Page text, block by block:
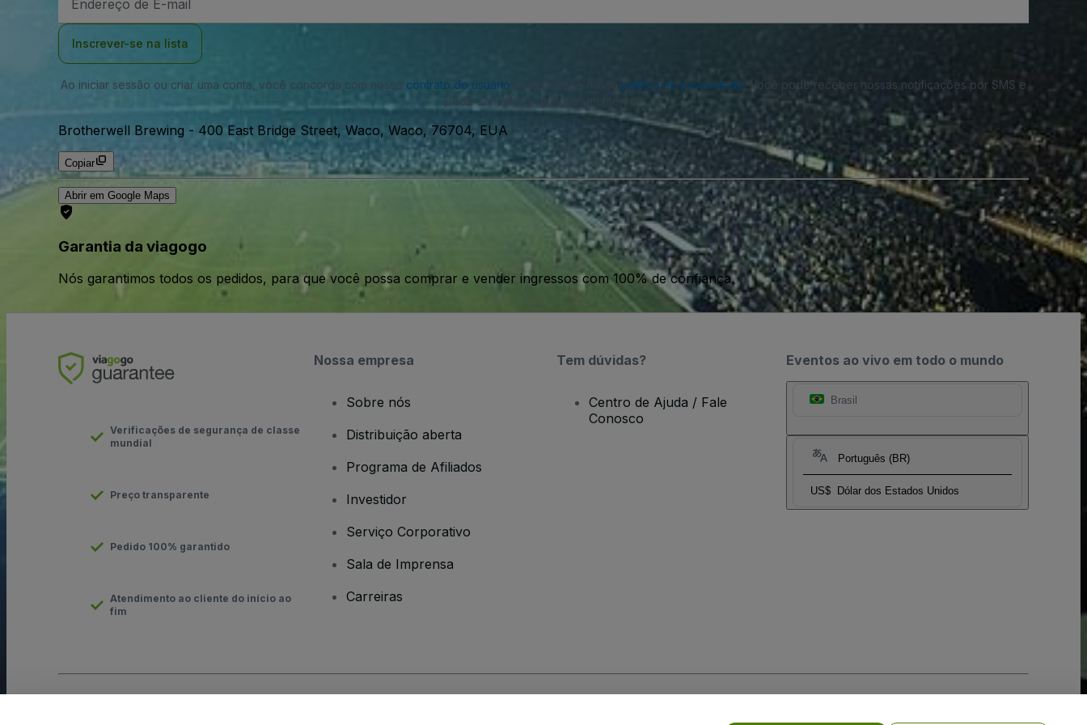
de
Inscrever-se na lista
Ao iniciar sessão ou criar uma conta, você concorda com nosso contrato do usuário política de privacidade . Você pode receber nossas notificações por SMS e
pode cancelar a qualquer momento.
Brotherwell Brewing - 400 East Bridge Street, Waco, Waco, 76704, EUA
Copiar
Abrir em Google Maps
Garantia da viagogo
Nós garantimos todos os pedidos, para que você possa comprar e vender ingressos com 100% de confiança.
Eventos ao vivo em todo o mundo
Brasil
Português (BR)
US$ Dólar dos Estados Unidos
Verificações de segurança de classe
mundial
Preço transparente
Pedido 100% garantido
Atendimento ao cliente do início ao
fim
Nossa empresa
Sobre nós
Distribuição aberta
Programa de Afiliados
Investidor
Serviço Corporativo
Sala de Imprensa
Carreiras
Tem dúvidas?
Centro de Ajuda / Fale
Conosco